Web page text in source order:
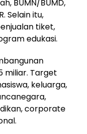
BUMN/BUMD,
Selain itu,
tiket,
edukasi.
miliar. Target
keluarga,
corporate